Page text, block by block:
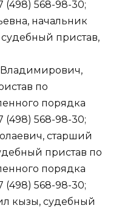
(498) 568-98-30;
начальник
пристав,
по
порядка
(498) 568-98-30;
старший
пристав по
порядка
(498) 568-98-30;
кызы, судебный